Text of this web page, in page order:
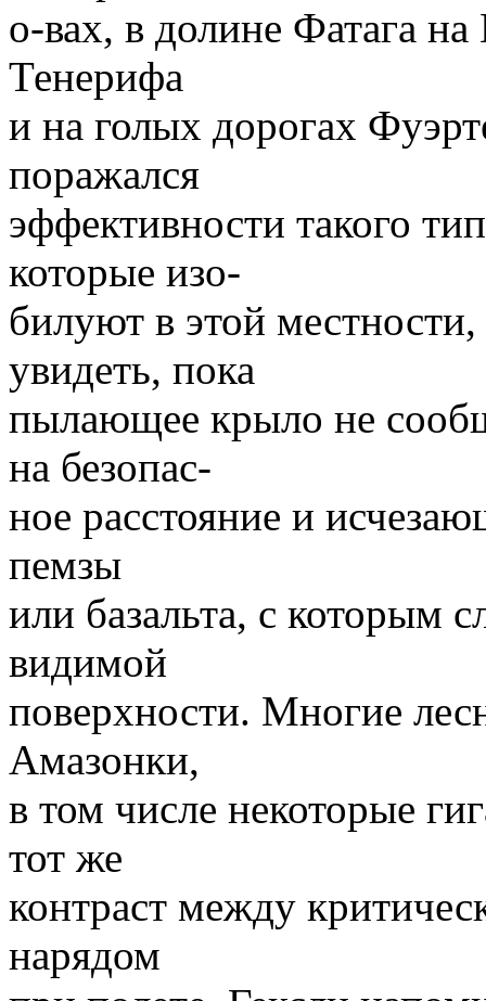
о-вах, в долине Фатага
Тенерифа
и на голых дорогах
поражался
эффективности такого
которые изо-
билуют в этой
увидеть, пока
пылающее крыло не
на безопас-
ное расстояние и
пемзы
или базальта, с которым
видимой
поверхности. Многие
Амазонки,
в том числе некоторые
тот же
контраст между
нарядом